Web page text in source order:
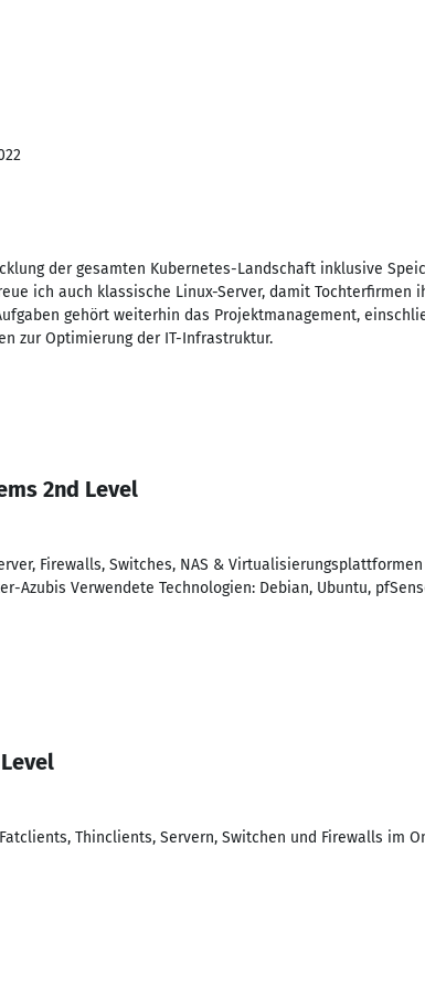
der gesamten Kubernetes-Landschaft inklusive
ich auch klassische Linux-Server, damit Tochterfirmen
gehört weiterhin das Projektmanagement,
zur Optimierung der IT-Infrastruktur.
2nd Level
Firewalls, Switches, NAS &
Verwendete Technologien: Debian, Ubuntu,
Thinclients, Servern, Switchen und Firewalls im